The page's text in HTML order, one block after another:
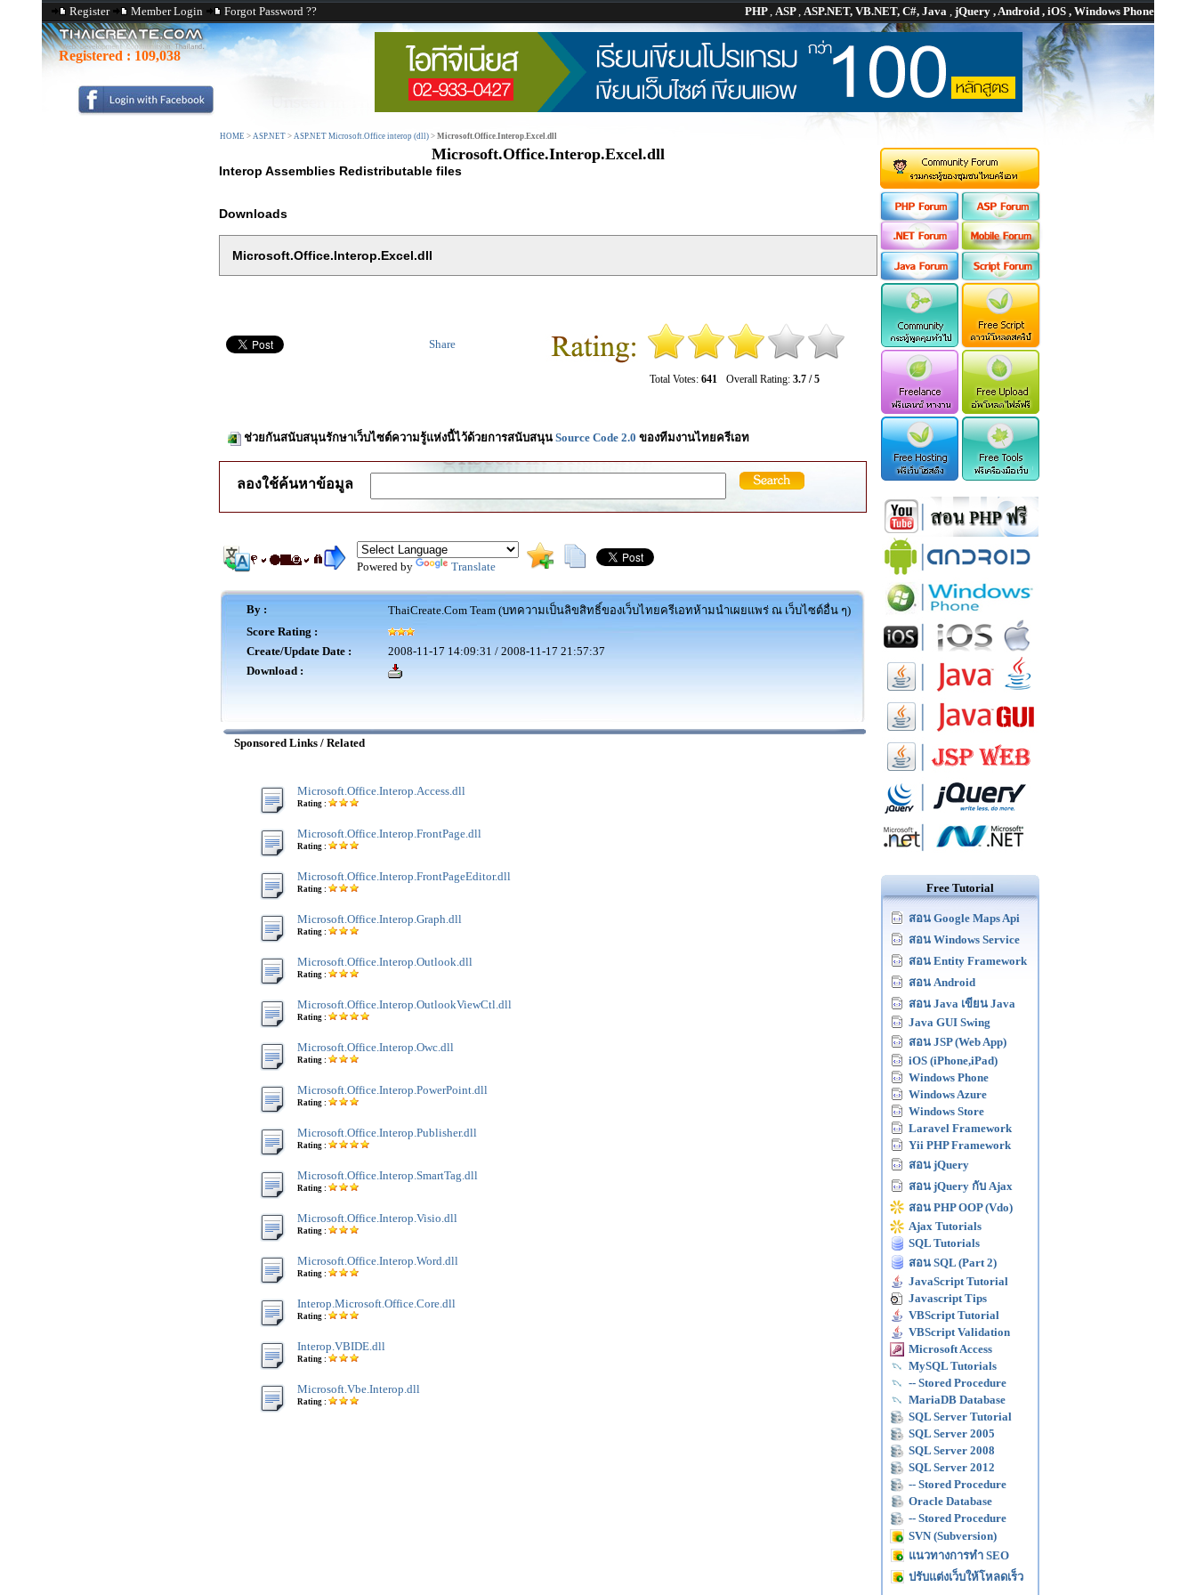
Register Member Login Forgot Password ?? PHP, ASP, ASP.NET, VB.NET, C#, Java , jQuery , Android , iOS , Windows Phone
Registered : 109,038
HOME > ASP.NET > ASP.NET Microsoft.Office interop (dll) > Microsoft.Office.Interop.Excel.dll
Microsoft.Office.Interop.Excel.dll
Interop Assemblies Redistributable files
Downloads
Microsoft.Office.Interop.Excel.dll
Total Votes: 641 Overall Rating: 3.7 / 5
Share
ช่วยกันสนับสนุนรักษาเว็บไซต์ความรู้แห่งนี้ไว้ด้วยการสนับสนุน Source Code 2.0 ของทีมงานไทยครีเอท
ลองใช้ค้นหาข้อมูล
Powered by Translate
By :
ThaiCreate.Com Team (บทความเป็นลิขสิทธิ์ของเว็บไทยครีเอทห้ามนำเผยแพร่ ณ เว็บไซต์อื่น ๆ)
Score Rating :
Create/Update Date :
2008-11-17 14:09:31 / 2008-11-17 21:57:37
Download :
Sponsored Links / Related
Microsoft.Office.Interop.Access.dll
Rating :
Microsoft.Office.Interop.FrontPage.dll
Rating :
Microsoft.Office.Interop.FrontPageEditor.dll
Rating :
Microsoft.Office.Interop.Graph.dll
Rating :
Microsoft.Office.Interop.Outlook.dll
Rating :
Microsoft.Office.Interop.OutlookViewCtl.dll
Rating :
Microsoft.Office.Interop.Owc.dll
Rating :
Microsoft.Office.Interop.PowerPoint.dll
Rating :
Microsoft.Office.Interop.Publisher.dll
Rating :
Microsoft.Office.Interop.SmartTag.dll
Rating :
Microsoft.Office.Interop.Visio.dll
Rating :
Microsoft.Office.Interop.Word.dll
Rating :
Interop.Microsoft.Office.Core.dll
Rating :
Interop.VBIDE.dll
Rating :
Microsoft.Vbe.Interop.dll
Rating :
Free Tutorial
สอน Google Maps Api
สอน Windows Service
สอน Entity Framework
สอน Android
สอน Java เขียน Java
Java GUI Swing
สอน JSP (Web App)
iOS (iPhone,iPad)
Windows Phone
Windows Azure
Windows Store
Laravel Framework
Yii PHP Framework
สอน jQuery
สอน jQuery กับ Ajax
สอน PHP OOP (Vdo)
Ajax Tutorials
SQL Tutorials
สอน SQL (Part 2)
JavaScript Tutorial
Javascript Tips
VBScript Tutorial
VBScript Validation
Microsoft Access
MySQL Tutorials
-- Stored Procedure
MariaDB Database
SQL Server Tutorial
SQL Server 2005
SQL Server 2008
SQL Server 2012
-- Stored Procedure
Oracle Database
-- Stored Procedure
SVN (Subversion)
แนวทางการทำ SEO
ปรับแต่งเว็บให้โหลดเร็ว